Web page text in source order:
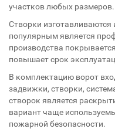
участков любых размеров.
Створки
популярным является
производства
повышает срок
В комплектацию ворот
задвижки, створки,
створок является
вариант чаще
пожарной безопасности.